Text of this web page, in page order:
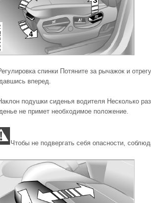
спинки Потяните за рычажок и
вперед.
подушки сиденья водителя Несколько
не примет необходимое положение.
Чтобы не подвергать себя опасности,